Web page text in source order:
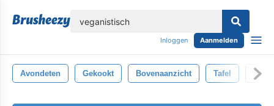
Inloggen Aanmelden
Avondeten Gekookt Bovenaanzicht Tafel